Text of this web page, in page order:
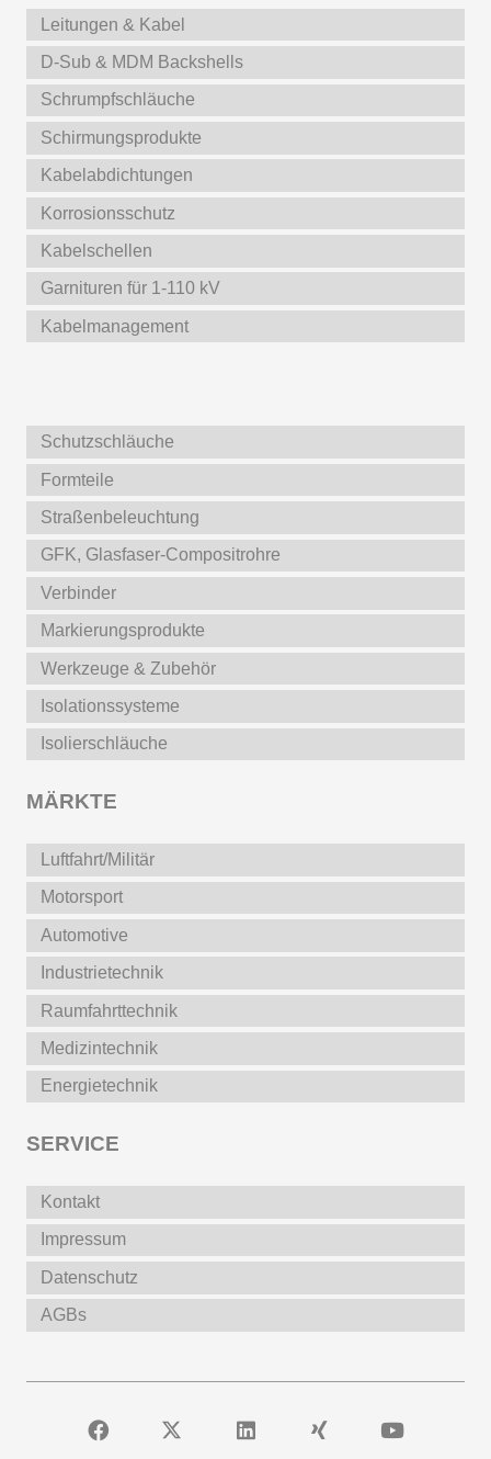
Leitungen & Kabel
D-Sub & MDM Backshells
Schrumpfschläuche
Schirmungsprodukte
Kabelabdichtungen
Korrosionsschutz
Kabelschellen
Garnituren für 1-110 kV
Kabelmanagement
Schutzschläuche
Formteile
Straßenbeleuchtung
GFK, Glasfaser-Compositrohre
Verbinder
Markierungsprodukte
Werkzeuge & Zubehör
Isolationssysteme
Isolierschläuche
MÄRKTE
Luftfahrt/Militär
Motorsport
Automotive
Industrietechnik
Raumfahrttechnik
Medizintechnik
Energietechnik
SERVICE
Kontakt
Impressum
Datenschutz
AGBs